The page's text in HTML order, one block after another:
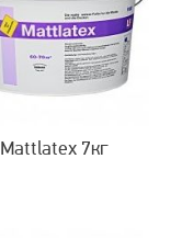
Mattlatex 7кг